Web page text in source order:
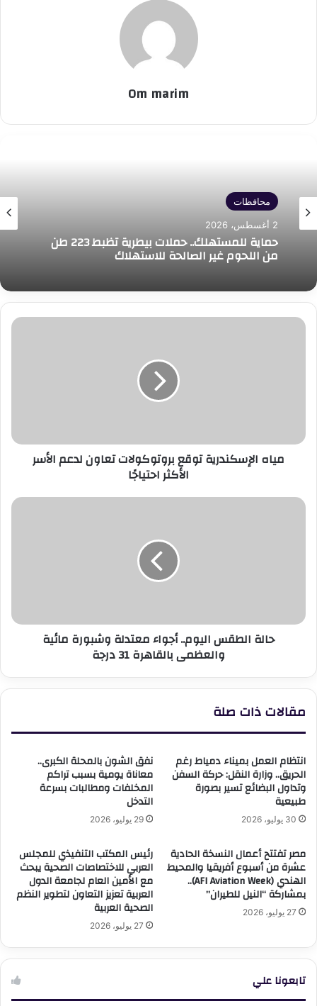
Om marim
محافظات
2 أغسطس، 2026
حماية للمستهلك.. حملات بيطرية تظبط 223 طن
من اللحوم غير الصالحة للاستهلاك
مياه
احتياجًا
مياه الإسكندرية توقع بروتوكولات تعاون لدعم الأسر
الأكثر احتياجًا
حالة
بالقاهرة
حالة الطقس اليوم.. أجواء معتدلة وشبورة مائية
والعظمى بالقاهرة 31 درجة
مقالات ذات صلة
انتظام العمل بميناء دمياط رغم
الحريق.. وزارة النقل: حركة السفن
وتداول البضائع تسير بصورة
طبيعية
30 يوليو، 2026
نفق الشون بالمحلة الكبرى..
معاناة يومية بسبب تراكم
المخلفات ومطالبات بسرعة
التدخل
29 يوليو، 2026
مصر تفتتح أعمال النسخة الحادية
عشرة من أسبوع أفريقيا والمحيط
الهندي (AFI Aviation Week)..
بمشاركة “النيل للطيران”
27 يوليو، 2026
رئيس المكتب التنفيذي للمجلس
العربي للاختصاصات الصحية يبحث
مع الأمين العام لجامعة الدول
العربية تعزيز التعاون لتطوير النظم
الصحية العربية
27 يوليو، 2026
تابعونا علي